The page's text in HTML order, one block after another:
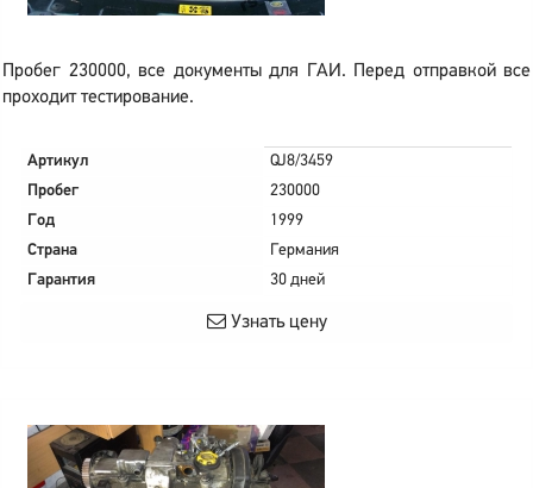
Пробег 230000, все документы для ГАИ. Перед отправкой все
проходит тестирование.
Артикул
QJ8/3459
Пробег
230000
Год
1999
Страна
Германия
Гарантия
30 дней
Узнать цену